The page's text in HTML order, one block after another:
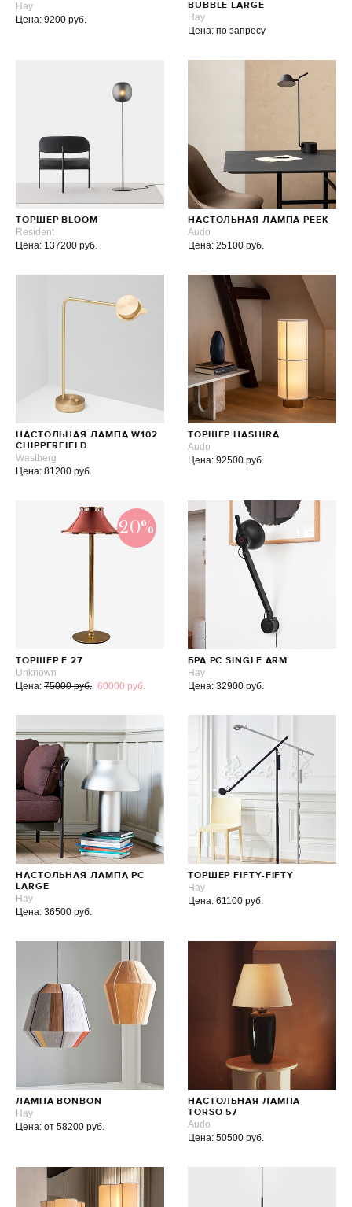
Hay
Цена: 9200 руб.
BUBBLE LARGE
Hay
Цена: по запросу
ТОРШЕР BLOOM
Resident
Цена: 137200 руб.
НАСТОЛЬНАЯ ЛАМПА PEEK
Audo
Цена: 25100 руб.
НАСТОЛЬНАЯ ЛАМПА W102
CHIPPERFIELD
Wastberg
Цена: 81200 руб.
ТОРШЕР HASHIRA
Audo
Цена: 92500 руб.
20%
ТОРШЕР F 27
Unknown
Цена: 75000 руб. 60000 руб.
БРА PC SINGLE ARM
Hay
Цена: 32900 руб.
НАСТОЛЬНАЯ ЛАМПА PC
LARGE
Hay
Цена: 36500 руб.
ТОРШЕР FIFTY-FIFTY
Hay
Цена: 61100 руб.
ЛАМПА BONBON
Hay
Цена: от 58200 руб.
НАСТОЛЬНАЯ ЛАМПА
TORSO 57
Audo
Цена: 50500 руб.